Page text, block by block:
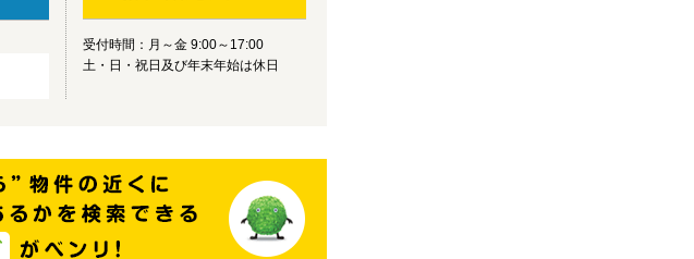
受付時間：月～金 9:00～17:00
土・日・祝日及び年末年始は休日